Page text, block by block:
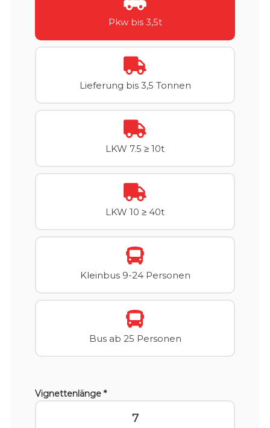
Pkw bis 3,5t
Lieferung bis 3,5 Tonnen
LKW 7.5 ≥ 10t
LKW 10 ≥ 40t
Kleinbus 9-24 Personen
Bus ab 25 Personen
Vignettenlänge *
7